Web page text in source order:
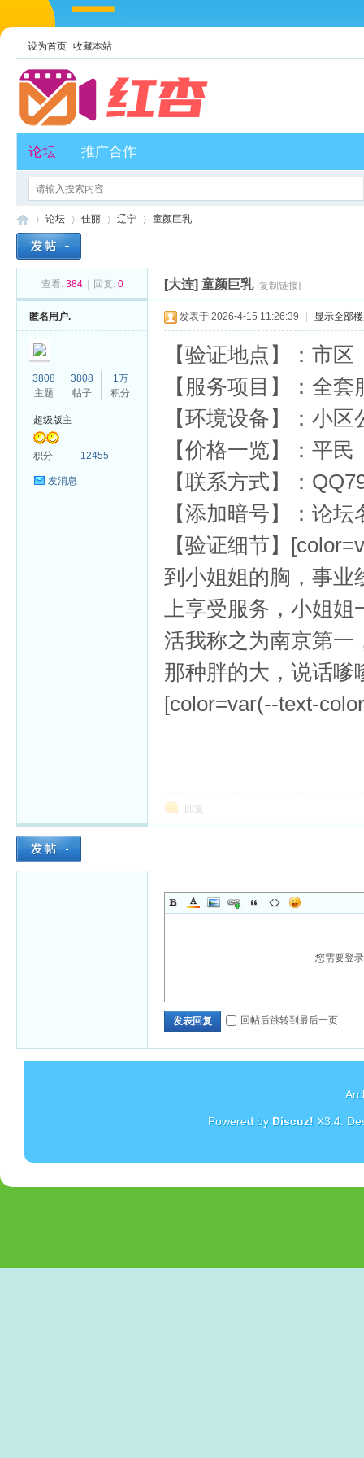
设为首页 收藏本站
论坛 推广合作
论坛
›
佳丽
›
辽宁 童颜巨乳
查看: 384 回复: 0 [大连]童颜巨乳 [复制链接]
匿名用户.
3808
主题
3808
帖子
1万
积分
超级版主
积分 12455
发消息
发表于 2026-4-15 11:26:39 显示全部
【验证地点】：市区
【服务项目】：全
【环境设备】：小
【价格一览】：平民
【联系方式】：
【添加暗号】：论坛
【验证细节】
到小姐姐的胸，事业
上享受服务，小姐姐
活我称之为南京第一
那种胖的大，说话嗲
[color=var(--text-
回复
您需要登
发表回复 回帖后跳转到最后一页
Powered by Discuz! X3.4.